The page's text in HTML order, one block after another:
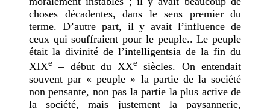
choses décadentes, dans le sens premier du
terme. D’autre part, il y avait l’influence de
ceux qui souffraient pour le peuple.. Le peuple
était la divinité de l’intelligentsia de la fin du
XIXe – début du XXe
siècles. On entendait
souvent par « peuple » la partie de la société
non pensante, non pas la partie la plus active de
la société, mais justement la paysannerie,